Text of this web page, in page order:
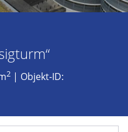
2 | Objekt-ID: